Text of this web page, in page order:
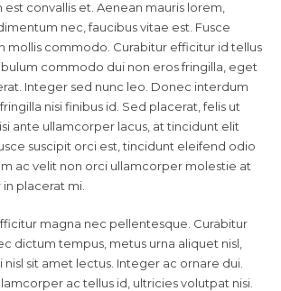
convallis et. Aenean mauris lorem,
nec, faucibus vitae est. Fusce
mollis commodo. Curabitur efficitur id tellus
commodo dui non eros fringilla, eget
Integer sed nunc leo. Donec interdum
nisi finibus id. Sed placerat, felis ut
ante ullamcorper lacus, at tincidunt elit
suscipit orci est, tincidunt eleifend odio
ac velit non orci ullamcorper molestie at
placerat mi.
magna nec pellentesque. Curabitur
dictum tempus, metus urna aliquet nisl,
nisl sit amet lectus. Integer ac ornare dui.
ac tellus id, ultricies volutpat nisi.